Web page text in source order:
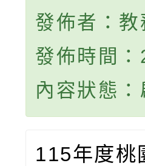
發佈者：
發佈時間
內容狀態：
115年度桃